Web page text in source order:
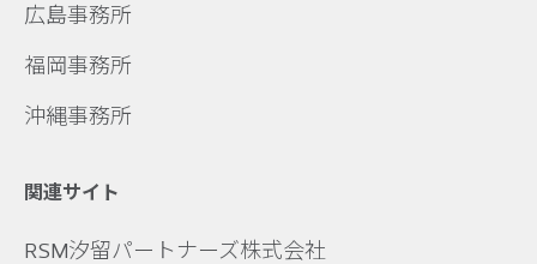
広島事務所
福岡事務所
沖縄事務所
関連サイト
RSM汐留パートナーズ株式会社